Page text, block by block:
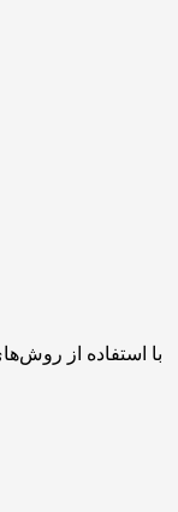
با استفاده از